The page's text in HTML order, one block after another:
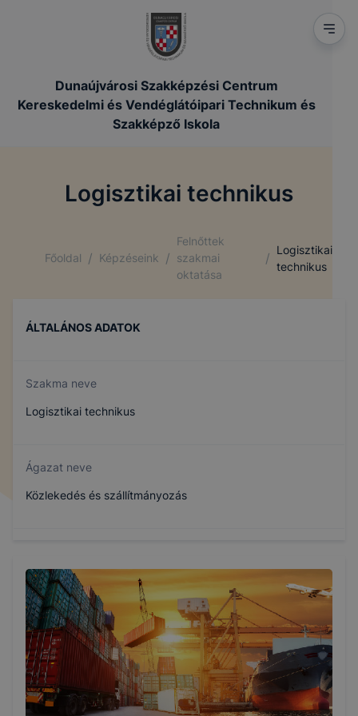
Dunaújvárosi Szakképzési Centrum
Kereskedelmi és Vendéglátóipari Technikum és
Szakképző Iskola
Logisztikai technikus
Főoldal / Képzéseink /
Felnőttek
szakmai
oktatása
/
Logisztikai
technikus
ÁLTALÁNOS ADATOK
Szakma neve
Logisztikai technikus
Ágazat neve
Közlekedés és szállítmányozás
510411506
Képzés időtartama
5 év